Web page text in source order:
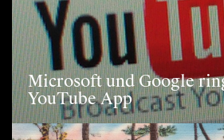
Microsoft und Google
YouTube App